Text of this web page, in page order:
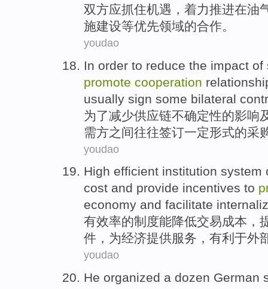
双方应抓住机遇 ， 着力推进在油
施建设等优先领域的合作。
youdao
In order to reduce the impact of
promote cooperation
usually sign some bilateral
为了减少供应链不确定性的影响
需方之间往往签订一定形式的采
youdao
High efficient institution system
cost and provide incentives to
economy and facilitate
有效率的制度能降低交易成本 ，
件，为经济提供服务， 有利于外
youdao
He organized a dozen German